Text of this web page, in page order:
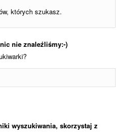
których szukasz.
nie znaleźliśmy:-)
wyszukiwania, skorzystaj z